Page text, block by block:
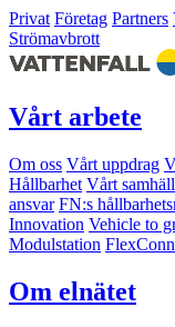
Privat Företag Partners
Strömavbrott
Vårt arbete
Om oss Vårt uppdrag
Hållbarhet Vårt
ansvar FN:s
Innovation Vehicle to
Modulstation
Om elnätet